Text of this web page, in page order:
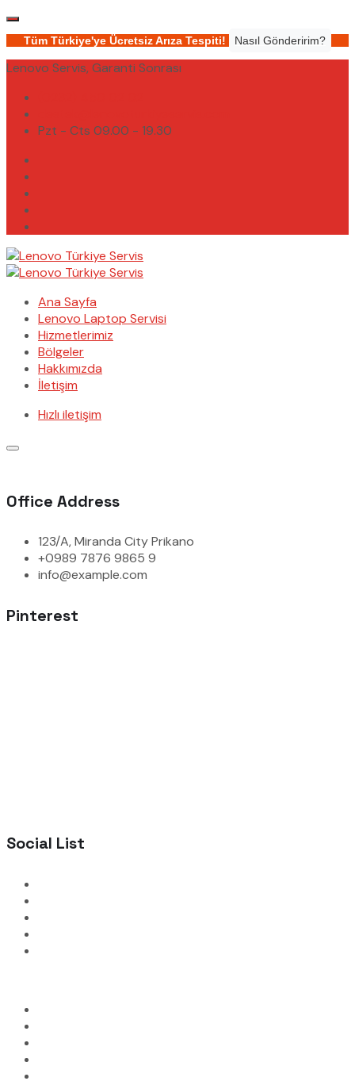
Tüm Türkiye'ye Ücretsiz Arıza Tespiti! Nasıl Gönderirim?
Lenovo Servis, Garanti Sonrası
Pzt - Cts 09.00 - 19.30
Ana Sayfa
Lenovo Laptop Servisi
Hizmetlerimiz
Bölgeler
Hakkımızda
İletişim
Hızlı iletişim
Office Address
123/A, Miranda City Prikano
+0989 7876 9865 9
info@example.com
Pinterest
Social List